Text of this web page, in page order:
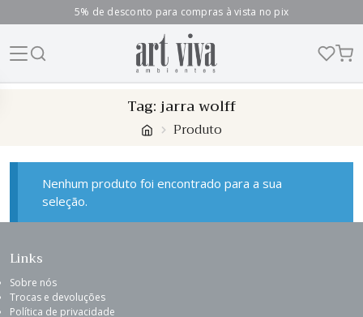
5% de desconto para compras à vista no pix
Tag:jarra wolff
Produto
Nenhum produto foi encontrado para a sua
seleção.
Links
Sobre nós
Trocas e devoluções
Política de privacidade